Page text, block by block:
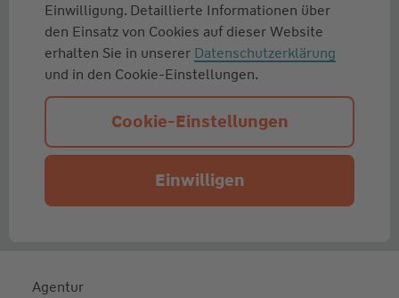
Einwilligung. Detaillierte Informationen über
den Einsatz von Cookies auf dieser Website
erhalten Sie in unserer Datenschutzerklärung
und in den Cookie-Einstellungen.
Cookie-Einstellungen
Einwilligen
Agentur